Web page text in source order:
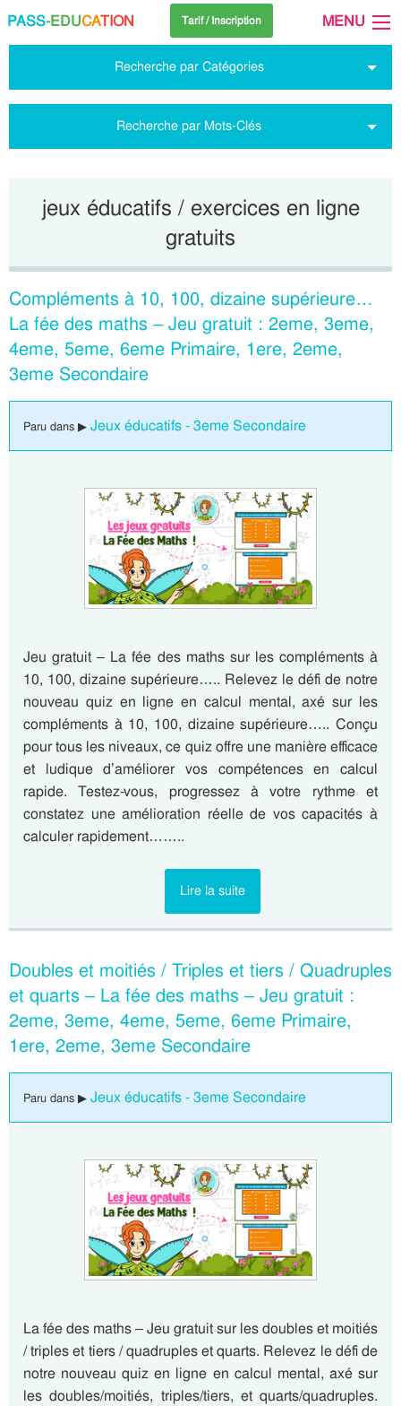
PASS-EDUCATION Tarif / Inscription MENU
Recherche par Catégories
Recherche par Mots-Clés
jeux éducatifs / exercices en ligne
gratuits
Compléments à 10, 100, dizaine supérieure…
La fée des maths – Jeu gratuit : 2eme, 3eme,
4eme, 5eme, 6eme Primaire, 1ere, 2eme,
3eme Secondaire
Paru dans ▶ Jeux éducatifs - 3eme Secondaire
Jeu gratuit – La fée des maths sur les compléments à
10, 100, dizaine supérieure….. Relevez le défi de notre
nouveau quiz en ligne en calcul mental, axé sur les
compléments à 10, 100, dizaine supérieure….. Conçu
pour tous les niveaux, ce quiz offre une manière efficace
et ludique d’améliorer vos compétences en calcul
rapide. Testez-vous, progressez à votre rythme et
constatez une amélioration réelle de vos capacités à
calculer rapidement……..
Lire la suite
Doubles et moitiés / Triples et tiers / Quadruples
et quarts – La fée des maths – Jeu gratuit :
2eme, 3eme, 4eme, 5eme, 6eme Primaire,
1ere, 2eme, 3eme Secondaire
Paru dans ▶ Jeux éducatifs - 3eme Secondaire
La fée des maths – Jeu gratuit sur les doubles et moitiés
/ triples et tiers / quadruples et quarts. Relevez le défi de
notre nouveau quiz en ligne en calcul mental, axé sur
les doubles/moitiés, triples/tiers, et quarts/quadruples.